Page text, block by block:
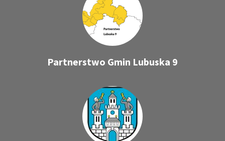
Partnerstwo Gmin Lubuska 9